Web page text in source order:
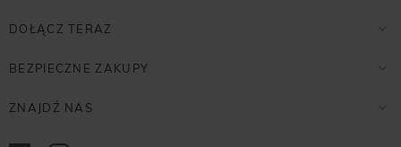
DOŁĄCZ TERAZ
BEZPIECZNE ZAKUPY
ZNAJDŹ NAS